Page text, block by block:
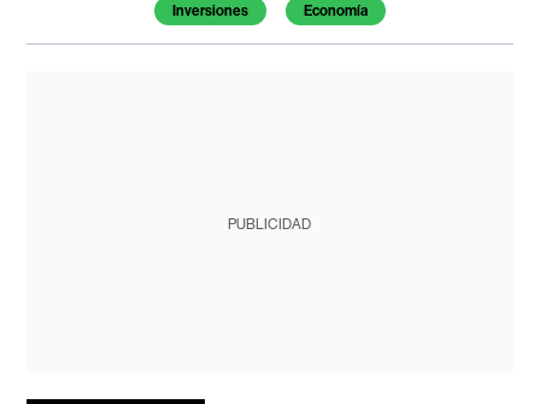
Inversiones Economía
PUBLICIDAD